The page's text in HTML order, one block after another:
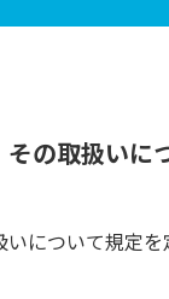
の取扱い
について規定